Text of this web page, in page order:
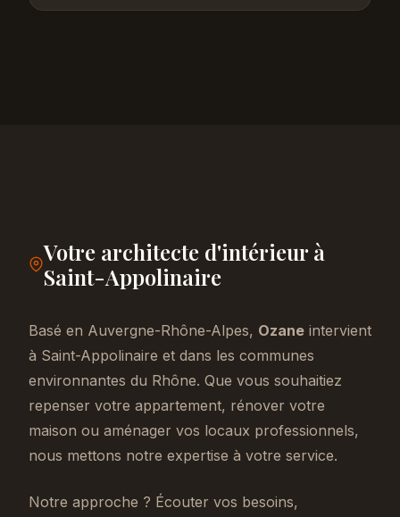
Votre architecte d'intérieur à
Saint-Appolinaire
Basé en Auvergne-Rhône-Alpes, Ozane intervient
à Saint-Appolinaire et dans les communes
environnantes du Rhône. Que vous souhaitiez
repenser votre appartement, rénover votre
maison ou aménager vos locaux professionnels,
nous mettons notre expertise à votre service.
Notre approche ? Écouter vos besoins,